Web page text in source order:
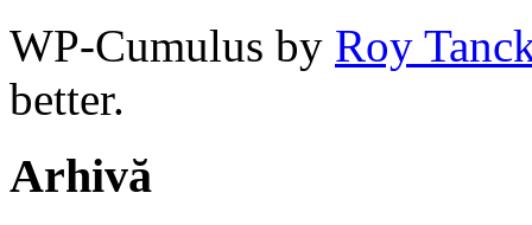
WP-Cumulus by Roy
better.
Arhivă